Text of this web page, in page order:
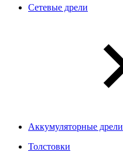
Сетевые дрели
Аккумуляторные дрели
Толстовки